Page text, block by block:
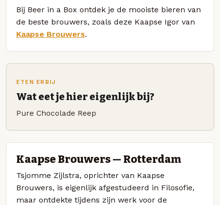
Bij Beer in a Box ontdek je de mooiste bieren van
de beste brouwers, zoals deze Kaapse Igor van
Kaapse Brouwers.
ETEN ERBIJ
Wat eet je hier eigenlijk bij?
Pure Chocolade Reep
Kaapse Brouwers — Rotterdam
Tsjomme Zijlstra, oprichter van Kaapse
Brouwers, is eigenlijk afgestudeerd in Filosofie,
maar ontdekte tijdens zijn werk voor de